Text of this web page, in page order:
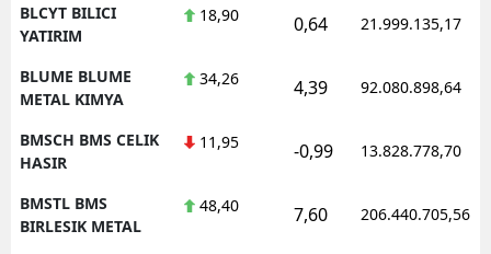
BLCYT BILICI
YATIRIM
18,90 0,64 21.999.135,17
BLUME BLUME
METAL KIMYA
34,26 4,39 92.080.898,64
BMSCH BMS CELIK
HASIR
11,95 -0,99 13.828.778,70
BMSTL BMS
BIRLESIK METAL
48,40 7,60 206.440.705,56